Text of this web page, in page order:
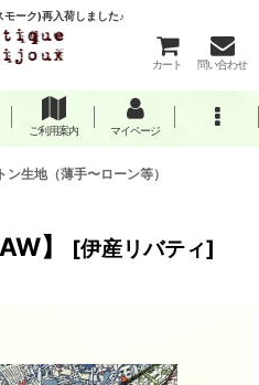
ーク)再入荷しました♪
カート 問い合わせ
ご利用案内 マイページ
ン生地（薄手〜ローン等）
】 [伊産リバティ]